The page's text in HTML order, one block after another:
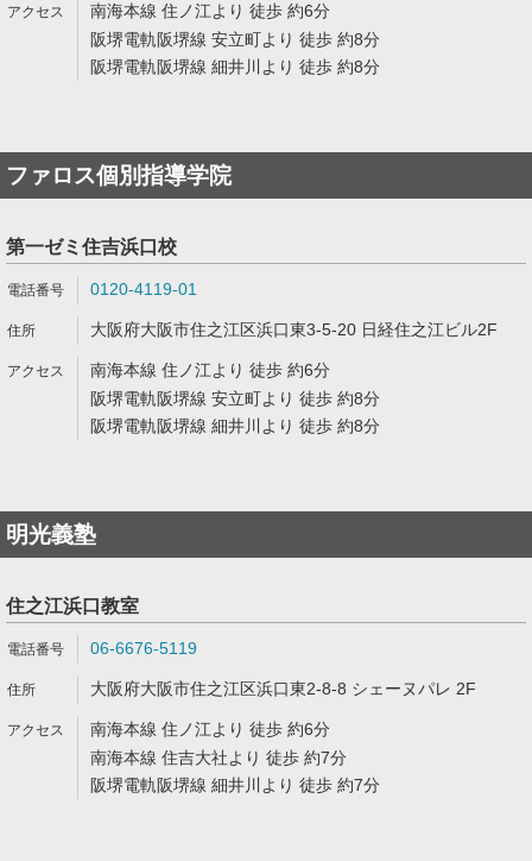
南海本線 住ノ江より 徒歩 約6分
阪堺電軌阪堺線 安立町より 徒歩 約8分
阪堺電軌阪堺線 細井川より 徒歩 約8分
ファロス個別指導学院
第一ゼミ住吉浜口校
0120-4119-01
大阪府大阪市住之江区浜口東3-5-20 日経住之江ビル2F
南海本線 住ノ江より 徒歩 約6分
阪堺電軌阪堺線 安立町より 徒歩 約8分
阪堺電軌阪堺線 細井川より 徒歩 約8分
明光義塾
住之江浜口教室
06-6676-5119
大阪府大阪市住之江区浜口東2-8-8 シェーヌパレ 2F
南海本線 住ノ江より 徒歩 約6分
南海本線 住吉大社より 徒歩 約7分
阪堺電軌阪堺線 細井川より 徒歩 約7分